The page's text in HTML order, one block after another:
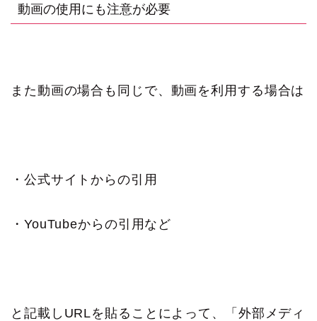
動画の使用にも注意が必要
また動画の場合も同じで、動画を利用する場合は
・公式サイトからの引用
・YouTubeからの引用など
と記載しURLを貼ることによって、「外部メディ